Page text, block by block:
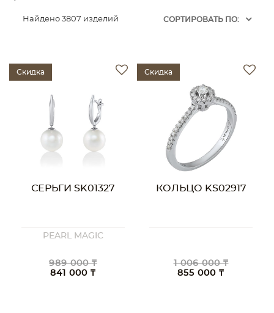
Найдено 3807 изделий CОРТИРОВАТЬ ПО:
Скидка
СЕРЬГИ SK01327
PEARL MAGIC
989 000 ₸
841 000 ₸
Скидка
КОЛЬЦО KS02917
1 006 000 ₸
855 000 ₸